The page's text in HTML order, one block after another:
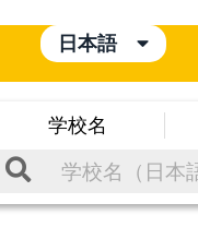
日本語
学校名